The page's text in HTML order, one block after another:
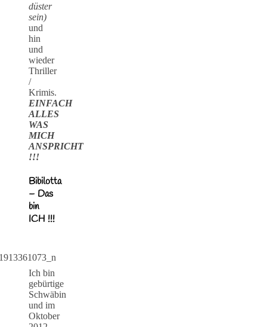
düster
sein)
und
hin
und
wieder
Thriller
/
Krimis.
EINFACH
ALLES
WAS
MICH
ANSPRICHT
!!!
Bibilotta
– Das
bin
ICH !!!
Ich bin
gebürtige
Schwäbin
und im
Oktober